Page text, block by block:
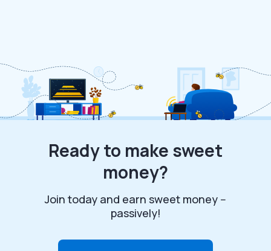
Ready to make sweet
money?
Join today and earn sweet money --
passively!